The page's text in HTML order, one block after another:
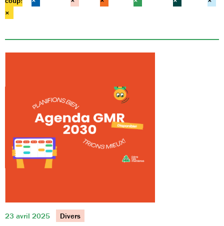
23 avril 2025 Divers
×